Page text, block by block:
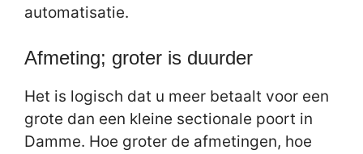
automatisatie.
Afmeting; groter is duurder
Het is logisch dat u meer betaalt voor een
grote dan een kleine sectionale poort in
Damme. Hoe groter de afmetingen, hoe